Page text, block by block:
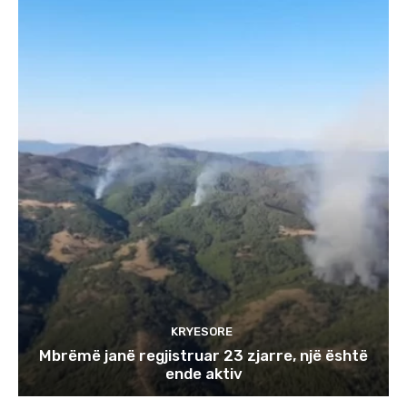
KRYESORE
Mbrëmë janë regjistruar 23 zjarre, një është
ende aktiv